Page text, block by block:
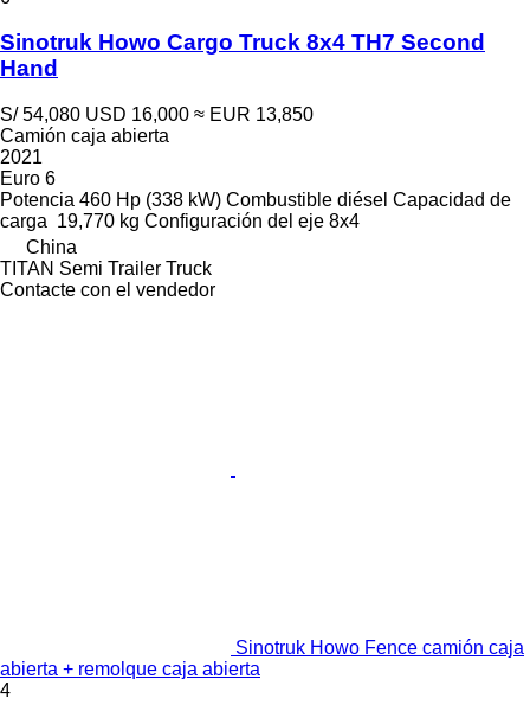
Sinotruk Howo Cargo Truck 8x4 TH7 Second
Hand
S/ 54,080 USD 16,000 ≈ EUR 13,850
Camión caja abierta
2021
Euro 6
Potencia 460 Hp (338 kW) Combustible diésel Capacidad de
carga 19,770 kg Configuración del eje 8x4
China
TITAN Semi Trailer Truck
Contacte con el vendedor
Sinotruk Howo Fence camión caja
abierta + remolque caja abierta
4